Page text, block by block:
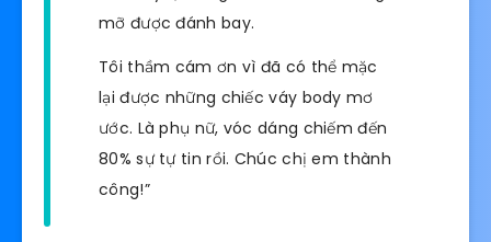
mỡ được đánh bay.
Tôi thầm cám ơn vì đã có thể mặc
lại được những chiếc váy body mơ
ước. Là phụ nữ, vóc dáng chiếm đến
80% sự tự tin rồi. Chúc chị em thành
công!”